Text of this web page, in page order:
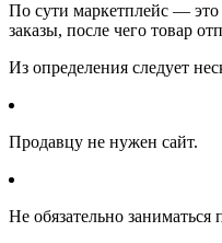
По сути маркетплейс —
заказы, после чего товар
Из определения следует
Продавцу не нужен сайт.
Не обязательно